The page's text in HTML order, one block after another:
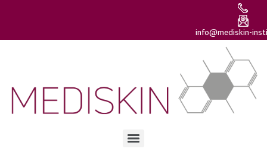
info@mediskin-